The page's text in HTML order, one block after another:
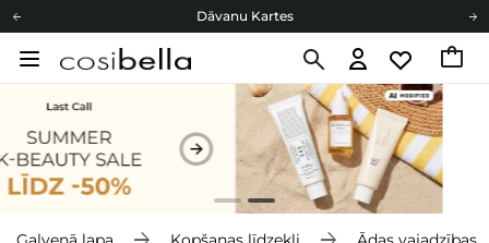
Dāvanu Kartes
Cosibella lojalitātes programma
Dāvanu Kartes